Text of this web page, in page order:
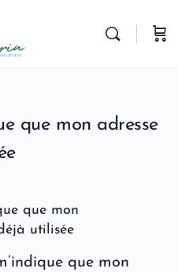
que mon adresse
que mon
utilisée
que mon